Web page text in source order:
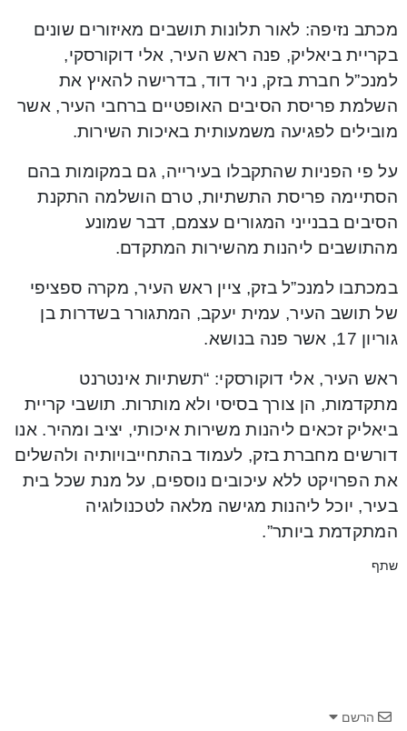
מכתב נזיפה: לאור תלונות תושבים מאיזורים שונים
בקריית ביאליק, פנה ראש העיר, אלי דוקורסקי,
למנכ”ל חברת בזק, ניר דוד, בדרישה להאיץ את
השלמת פריסת הסיבים האופטיים ברחבי העיר, אשר
מובילים לפגיעה משמעותית באיכות השירות.
על פי הפניות שהתקבלו בעירייה, גם במקומות בהם
הסתיימה פריסת התשתיות, טרם הושלמה התקנת
הסיבים בבנייני המגורים עצמם, דבר שמונע
מהתושבים ליהנות מהשירות המתקדם.
במכתבו למנכ”ל בזק, ציין ראש העיר, מקרה ספציפי
של תושב העיר, עמית יעקב, המתגורר בשדרות בן
גוריון 17, אשר פנה בנושא.
ראש העיר, אלי דוקורסקי: “תשתיות אינטרנט
מתקדמות, הן צורך בסיסי ולא מותרות. תושבי קריית
ביאליק זכאים ליהנות משירות איכותי, יציב ומהיר. אנו
דורשים מחברת בזק, לעמוד בהתחייבויותיה ולהשלים
את הפרויקט ללא עיכובים נוספים, על מנת שכל בית
בעיר, יוכל ליהנות מגישה מלאה לטכנולוגיה
המתקדמת ביותר”.
שתף
הרשם